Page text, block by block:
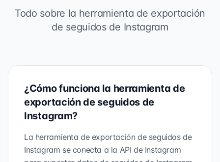
Todo sobre la herramienta de exportación
de seguidos de Instagram
¿Cómo funciona la herramienta de
exportación de seguidos de
Instagram?
La herramienta de exportación de seguidos de
Instagram se conecta a la API de Instagram